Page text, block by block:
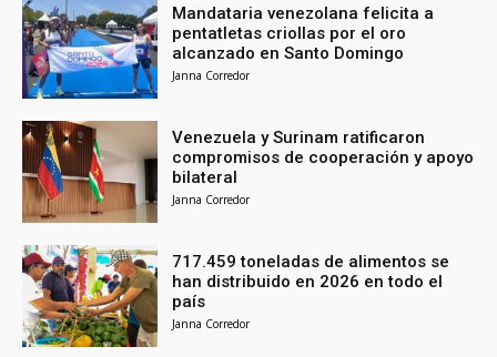
Mandataria venezolana felicita a
pentatletas criollas por el oro
alcanzado en Santo Domingo
Janna Corredor
Venezuela y Surinam ratificaron
compromisos de cooperación y apoyo
bilateral
Janna Corredor
717.459 toneladas de alimentos se
han distribuido en 2026 en todo el
país
Janna Corredor